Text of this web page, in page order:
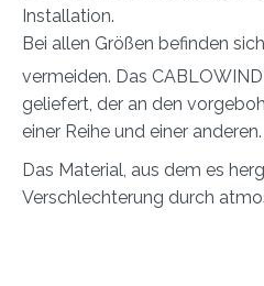
Installation.
Bei allen Größen befinden
vermeiden. Das CABLOWIND
geliefert, der an den
einer Reihe und einer anderen.
Das Material, aus dem es
Verschlechterung durch